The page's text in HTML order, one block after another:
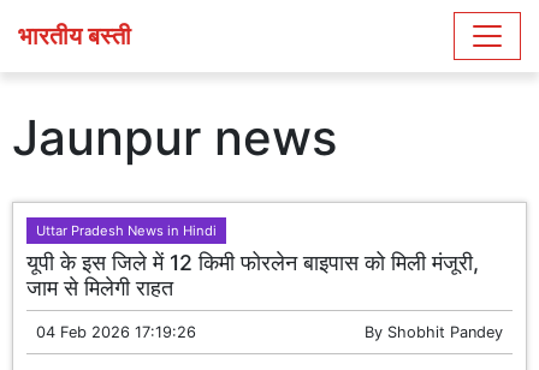
भारतीय बस्ती
Jaunpur news
Uttar Pradesh News in Hindi
यूपी के इस जिले में 12 किमी फोरलेन बाइपास को मिली मंजूरी,
जाम से मिलेगी राहत
04 Feb 2026 17:19:26 By Shobhit Pandey